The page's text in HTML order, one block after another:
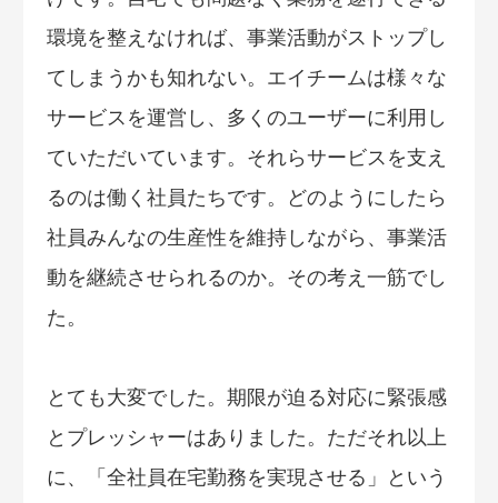
環境を整えなければ、事業活動がストップし
てしまうかも知れない。エイチームは様々な
サービスを運営し、多くのユーザーに利用し
ていただいています。それらサービスを支え
るのは働く社員たちです。どのようにしたら
社員みんなの生産性を維持しながら、事業活
動を継続させられるのか。その考え一筋でし
た。
とても大変でした。期限が迫る対応に緊張感
とプレッシャーはありました。ただそれ以上
に、「全社員在宅勤務を実現させる」という